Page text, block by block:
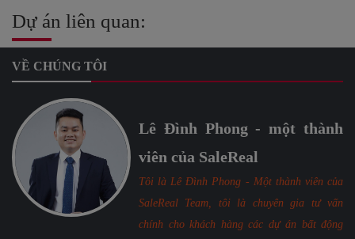
Dự án liên quan:
VỀ CHÚNG TÔI
Lê Đình Phong - một thành
viên của SaleReal
Tôi là Lê Đình Phong - Một thành viên của
SaleReal Team, tôi là chuyên gia tư vấn
chính cho khách hàng các dự án bất động